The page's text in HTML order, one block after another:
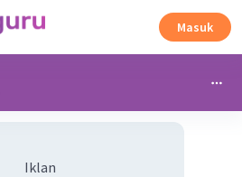
Masuk
Iklan